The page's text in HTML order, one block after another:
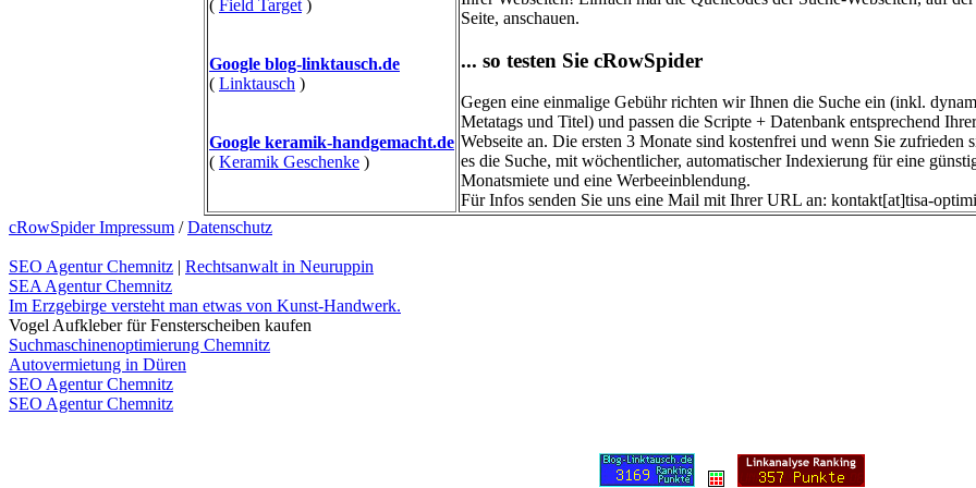
( Field Target )
Google blog-linktausch.de
( Linktausch )
Google keramik-handgemacht.de
( Keramik Geschenke )
Seite, anschauen.
... so testen Sie cRowSpider
Gegen eine einmalige Gebühr richten wir Ihnen die Suche ein (inkl.
Metatags und Titel) und passen die Scripte + Datenbank entsprechend Ihrer
Webseite an. Die ersten 3 Monate sind kostenfrei und wenn Sie zufrieden
es die Suche, mit wöchentlicher, automatischer Indexierung für eine
Monatsmiete und eine Werbeeinblendung.
Für Infos senden Sie uns eine Mail mit Ihrer URL an: kontakt[at]tisa-
cRowSpider Impressum /Datenschutz
SEO Agentur Chemnitz | Rechtsanwalt in Neuruppin
SEA Agentur Chemnitz
Im Erzgebirge versteht man etwas von Kunst-Handwerk.
Vogel Aufkleber für Fensterscheiben kaufen
Suchmaschinenoptimierung Chemnitz
Autovermietung in Düren
SEO Agentur Chemnitz
SEO Agentur Chemnitz